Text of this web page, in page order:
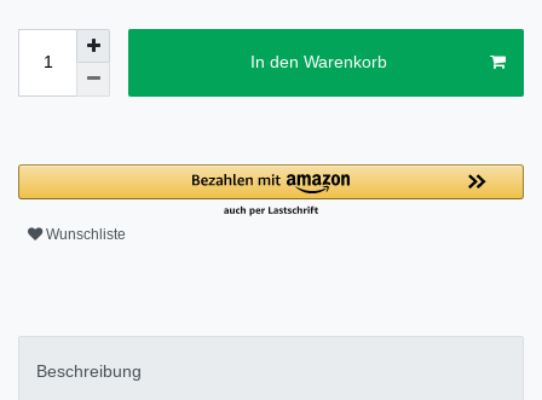
In den Warenkorb
Wunschliste
Beschreibung